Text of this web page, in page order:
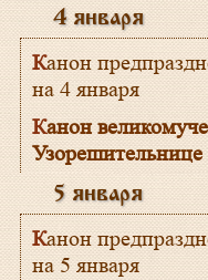
4 января
Канон предпразднству Рождества Христова
на 4 января
Канон великомученице Анастасие
Узорешительнице
5 января
Канон предпразднству Рождества Христова
на 5 января